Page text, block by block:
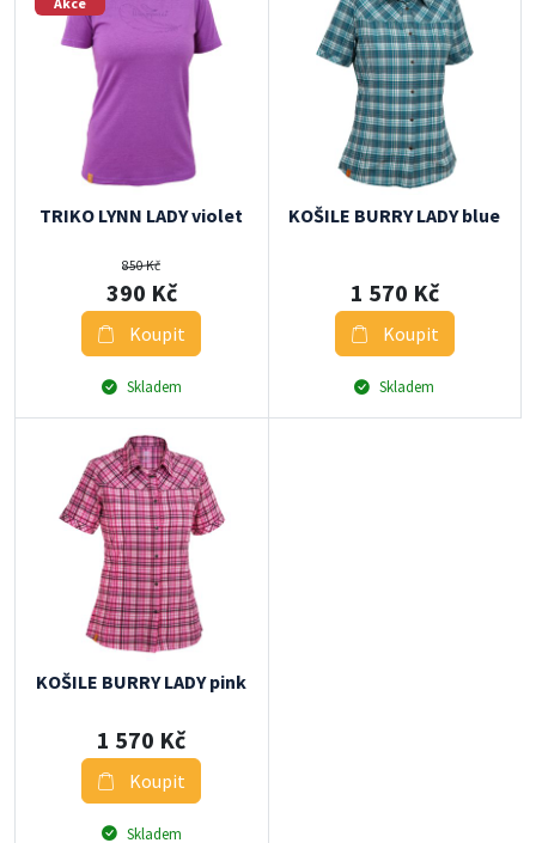
TRIKO LYNN LADY violet
850 Kč
390 Kč
Koupit
Skladem
KOŠILE BURRY LADY blue
1 570 Kč
Koupit
Skladem
KOŠILE BURRY LADY pink
1 570 Kč
Koupit
Skladem